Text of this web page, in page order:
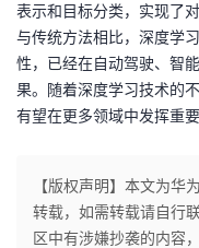
表示和目标分类，实现了
与传统方法相比，深度学
性，已经在自动驾驶、智
果。随着深度学习技术的
有望在更多领域中发挥重要
【版权声明】本文为华
转载，如需转载请自行
区中有涉嫌抄袭的内容